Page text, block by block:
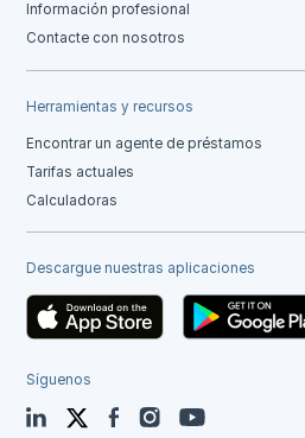
Información profesional
Contacte con nosotros
Herramientas y recursos
Encontrar un agente de préstamos
Tarifas actuales
Calculadoras
Descargue nuestras aplicaciones
Síguenos
LinkedIn TwitterFacebookInstagramYouTube